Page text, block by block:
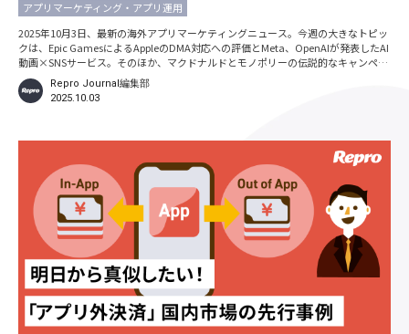
アプリマーケティング・アプリ運用
2025年10月3日、最新の海外アプリマーケティングニュース。今週の大きなトピッ
クは、Epic GamesによるAppleのDMA対応への評価とMeta、OpenAIが発表したAI
動画×SNSサービス。そのほか、マクドナルドとモノポリーの伝説的なキャンペー
ン復活のニュースも紹介しています。 ※本記事における日時の記載は、特別な断り
がない限りすべて現地時間です。 Epic GamesがDMAの成果に言及。Web経由イン
ストールの離脱率が約6割改善 2025年10月1日、Epic
Repro Journal編集部
2025.10.03